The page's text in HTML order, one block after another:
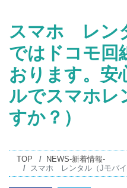
スマホ レン
ではドコモ回
おります。安
ルでスマホレ
すか？）
TOP
NEWS-新着情報-
スマホ レンタル（Jモバイルではドコモ回線を取り扱っ